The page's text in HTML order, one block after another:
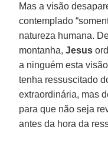
Mas a visão
contemplado
natureza humana.
montanha,Jesus
a ninguém esta
tenha ressuscitado
extraordinária, mas
para que não seja
antes da hora da